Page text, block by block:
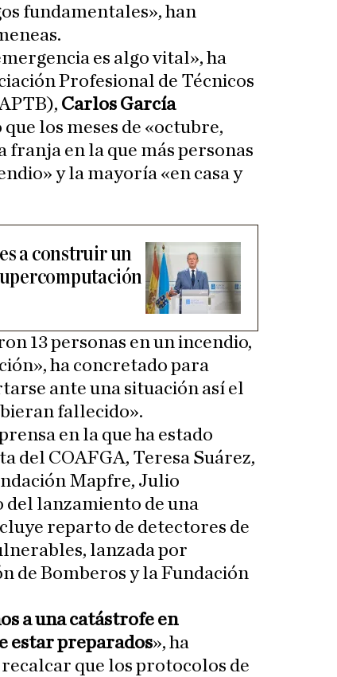
fundamentales», han
es algo vital», ha
Profesional de Técnicos
Carlos García
los meses de «octubre,
en la que más personas
y la mayoría «en casa y
a construir un
13 personas en un incendio,
ha concretado para
ante una situación así el
fallecido».
en la que ha estado
del COAFGA, Teresa Suárez,
Mapfre, Julio
del lanzamiento de una
reparto de detectores de
lanzada por
de Bomberos y la Fundación
a una catástrofe en
estar preparados», ha
que los protocolos de